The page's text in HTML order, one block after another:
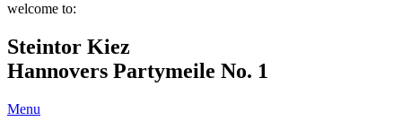
welcome to:
Steintor Kiez
Hannovers Partymeile No. 1
Menu